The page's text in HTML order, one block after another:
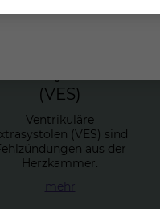
(VES)
Ventrikuläre
(VES) sind
aus der
Herzkammer.
mehr